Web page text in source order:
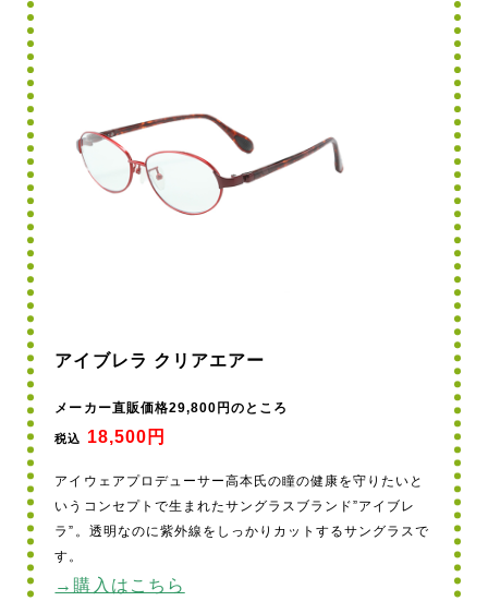
アイブレラ クリアエアー
メーカー直販価格29,800円のところ
税込 18,500円
アイウェアプロデューサー高本氏の瞳の健康を守りたいと
いうコンセプトで生まれたサングラスブランド”アイブレ
ラ”。透明なのに紫外線をしっかりカットするサングラスで
す。
→購入はこちら